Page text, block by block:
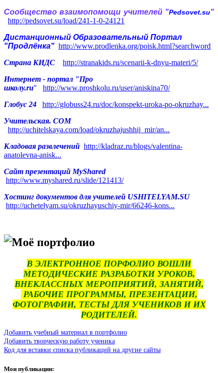
Сообщество взаимопомощи учителей "Pedsovet.su"
http://pedsovet.su/load/241-1-0-24121
Дистанционный Образовательный Портал
"Продлёнка" http://www.prodlenka.org/poisk.html?searchword
Страна КИДС
http://stranakids.ru/scenarii-k-dnyu-materi/5/
Интернет - портал "Про
школу.ru"
http://www.proshkolu.ru/user/aniskina70/
Глобус 24 http://globuss24.ru/doc/konspekt-uroka-po-okruzhay...
Учительская. СОМ
http://uchitelskaya.com/load/okruzhajushhij_mir/an...
Кладовая развлечений http://kladraz.ru/blogs/valentina-
anatolevna-anisk...
Сайт презентаций MyShared
http://www.myshared.ru/slide/121413/
Хостинг документов для учителей USHITELYAM.SU
http://uchetelyam.su/okruzhayuschiy-mir/66246-kons...
Моё портфолио
В ЭЛЕКТРОННОЕ ПОРФОЛИО ВОШЛИ
МЕТОДИЧЕСКИЕ РАЗРАБОТКИ УРОКОВ,
ВНЕКЛАССНЫХ МЕРОПРИЯТИЙ, ЗАНЯТИЙ,
РАБОЧИЕ ПРОГРАММЫ, ПРЕЗЕНТАЦИИ,
ФОТОГРАФИИ, ТЕСТЫ ДЛЯ УЧЕНИКОВ И ИХ
РОДИТЕЛЕЙ.
Добавить учебный материал в портфолио
Добавить творческую работу ученика
Код для вставки списка публикаций на другие сайты
Мои публикации: